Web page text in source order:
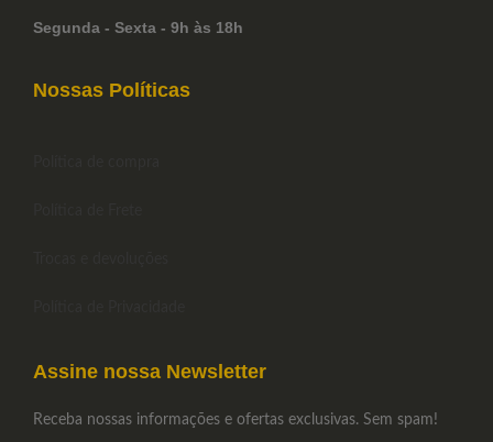
Segunda - Sexta - 9h às 18h
Nossas Políticas
Assine nossa Newsletter
Receba nossas informações e ofertas exclusivas. Sem spam!